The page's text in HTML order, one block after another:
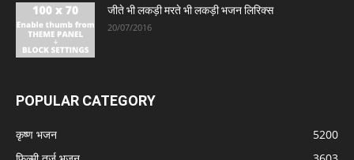
जीते भी लकड़ी मरते भी लकड़ी भजन लिरिक्स
20/07/2016
POPULAR CATEGORY
कृष्ण भजन
5200